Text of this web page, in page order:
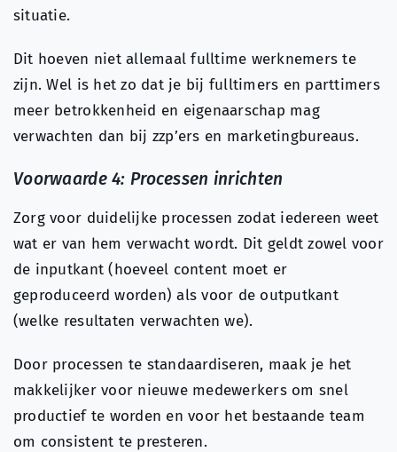
situatie.
Dit hoeven niet allemaal fulltime werknemers te
zijn. Wel is het zo dat je bij fulltimers en parttimers
meer betrokkenheid en eigenaarschap mag
verwachten dan bij zzp’ers en marketingbureaus.
Voorwaarde 4: Processen inrichten
Zorg voor duidelijke processen zodat iedereen weet
wat er van hem verwacht wordt. Dit geldt zowel voor
de inputkant (hoeveel content moet er
geproduceerd worden) als voor de outputkant
(welke resultaten verwachten we).
Door processen te standaardiseren, maak je het
makkelijker voor nieuwe medewerkers om snel
productief te worden en voor het bestaande team
om consistent te presteren.